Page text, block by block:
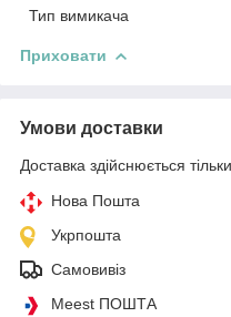
Тип вимикача
Приховати
Умови доставки
Доставка здійснюється
Нова Пошта
Укрпошта
Самовивіз
Meest ПОШТА